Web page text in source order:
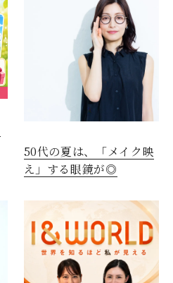
50代の夏は、「メイク映
え」する眼鏡が◎